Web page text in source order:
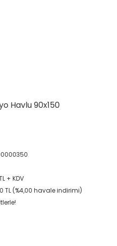
Havlu 90x150
+ KDV
TL (%4,00 havale indirimi)